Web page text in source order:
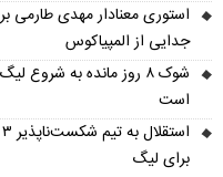
استوری معنادار مهدی طارمی
جدایی از المپیاکوس
شوک ۸ روز مانده به
است
برای لیگ